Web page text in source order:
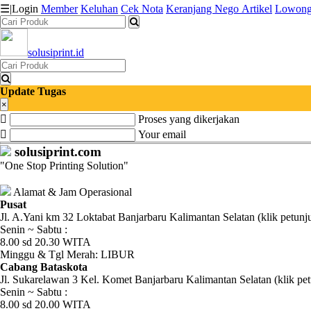
Katalog
Produk
Petugas
Riwayat
Transaksi
Tagihan
Berjalan
Pembayaran
Pendapatan
Fee
☰|Login Member Keluhan Cek Nota Keranjang Nego Artikel
solusiprint.id
Update Tugas
×
Proses yang dikerjakan
Your email
solusiprint.com
"One Stop Printing Solution"
Alamat & Jam Operasional
Pusat
Jl. A.Yani km 32 Loktabat Banjarbaru Kalimantan Selatan (klik
Senin ~ Sabtu :
8.00 sd 20.30 WITA
Minggu & Tgl Merah: LIBUR
Cabang Bataskota
Jl. Sukarelawan 3 Kel. Komet Banjarbaru Kalimantan Selatan (klik
Senin ~ Sabtu :
8.00 sd 20.00 WITA